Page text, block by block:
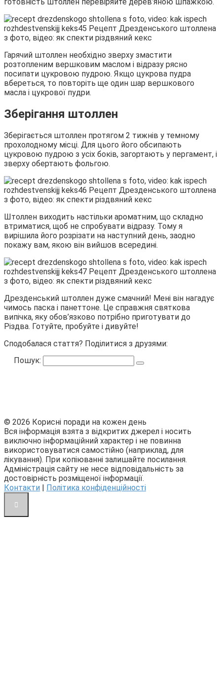
готовність штоллен перевіряйте дерев’яною шпажкою.
Гарячий штоллен необхідно зверху змастити
розтопленим вершковим маслом і відразу рясно
посипати цукровою пудрою. Якщо цукрова пудра
вбереться, то повторіть ще один шар вершкового
масла і цукрової пудри.
Зберігання штоллен
Зберігається штоллен протягом 2 тижнів у темному
прохолодному місці. Для цього його обсипають
цукровою пудрою з усіх боків, загортають у пергамент, і
зверху обертають фольгою.
Штоллен виходить настільки ароматним, що складно
втриматися, щоб не спробувати відразу. Тому я
вирішила його розрізати на наступний день, заодно
покажу вам, якою він вийшов всередині.
Дрезденський штоллен дуже смачний! Мені він нагадує
чимось паска і панеттоне. Це справжня святкова
випічка, яку обов’язково потрібно приготувати до
Різдва. Готуйте, пробуйте і дивуйте!
Сподобалася стаття? Поділитися з друзями:
Пошук:
© 2026 Корисні поради на кожен день
Вся інформація взята з відкритих джерел і носить
виключно інформаційний характер і не повинна
використовуватися самостійно (наприклад, для
лікування). При копіюванні залишайте посилання.
Адміністрація сайту не несе відповідальність за
достовірність розміщеної інформації.
Контакти
Політика конфіденційності